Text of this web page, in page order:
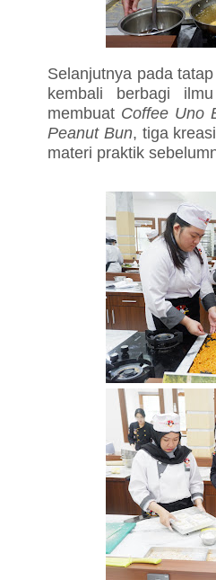
Selanjutnya pada
kembali berbagi
membuat Coffee Uno
Peanut Bun, tiga
materi praktik